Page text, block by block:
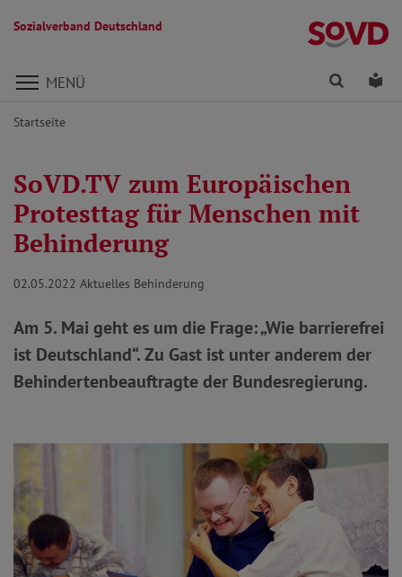
Sozialverband Deutschland
Direkt zu den Inhalten springen
MENÜ Finden
Startseite
SoVD.TV zum Europäischen
Protesttag für Menschen mit
Behinderung
02.05.2022 Aktuelles Behinderung
Am 5. Mai geht es um die Frage: „Wie barrierefrei
ist Deutschland“. Zu Gast ist unter anderem der
Behindertenbeauftragte der Bundesregierung.